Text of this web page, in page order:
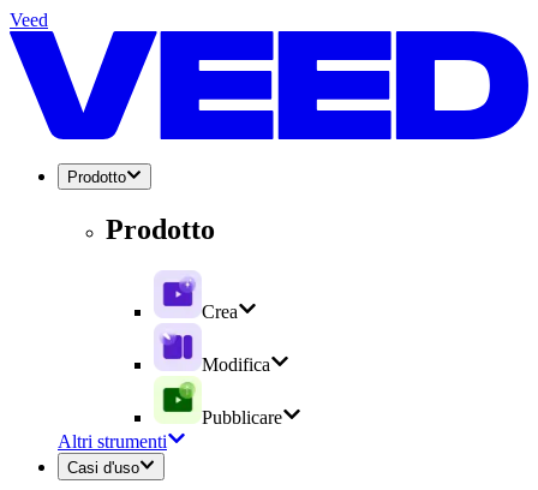
Veed
Prodotto
Prodotto
Crea
Modifica
Pubblicare
Altri strumenti
Casi d'uso